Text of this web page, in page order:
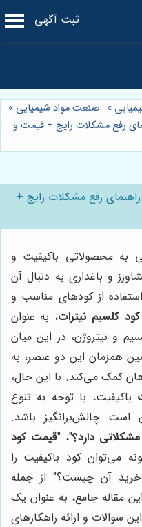
ثبت آگهی
» صنعت مواد شیمیایی »
رفع مشکلات رایج + قیمت و
رفع مشکلات رایج +
به محصولاتی باکیفیت و
و باغداری به دنبال آن
از کودهای مناسب و
کود کلسیم نیترات، به عنوان
و نیتروژن، در این میان
همزمان این دو عنصر، به
کمک می‌کند. با این حال،
باکیفیت، با توجه به تنوع
است چالش‌برانگیز باشد.
دارد؟"، "قیمت کود
می‌توان کود باکیفیت را
آن چیست؟" از جمله
مقاله جامع، به عنوان یک
سوالات و ارائه راهکارهای